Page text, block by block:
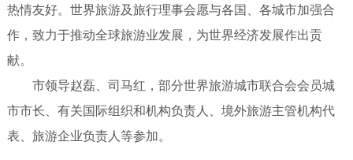
热情友好。世界旅游及旅行理事会愿与各国、各城市加强合
作，致力于推动全球旅游业发展，为世界经济发展作出贡
献。
市领导赵磊、司马红，部分世界旅游城市联合会会员城
市市长、有关国际组织和机构负责人、境外旅游主管机构代
表、旅游企业负责人等参加。